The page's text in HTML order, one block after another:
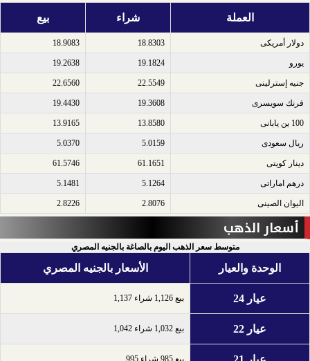
العملة شراء بيع
دولار أمريكى​ 18.8303
18.9083
يورو​ 19.1824
19.2638
جنيه إسترلينى​ 22.5549
22.6560
فرنك سويسرى​ 19.3608
19.4430
100 ين يابانى​ 13.8580
13.9165
ريال سعودى​ 5.0159
5.0370
دينار كويتى​ 61.1651
61.5746
درهم اماراتى​ 5.1264
5.1481
اليوان الصينى​ 2.8076
2.8226
أسعار الذهب
متوسط سعر الذهب اليوم بالصاغة بالجنيه المصري
الوحدة والعيار الأسعار بالجنيه المصري
عيار 24 بيع 1,126 شراء 1,137
عيار 22 بيع 1,032 شراء 1,042
بيع 985 شراء 995